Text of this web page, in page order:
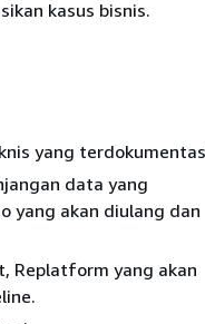
kasus bisnis.
yang
data yang
yang akan diulang dan
Replatform yang akan